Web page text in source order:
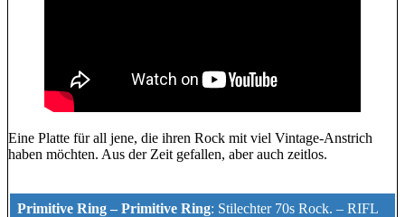
Eine Platte für all jene, die ihren Rock mit viel Vintage-Anstrich
haben möchten. Aus der Zeit gefallen, aber auch zeitlos.
Primitive Ring – Primitive Ring: Stilechter 70s Rock. – RIFL